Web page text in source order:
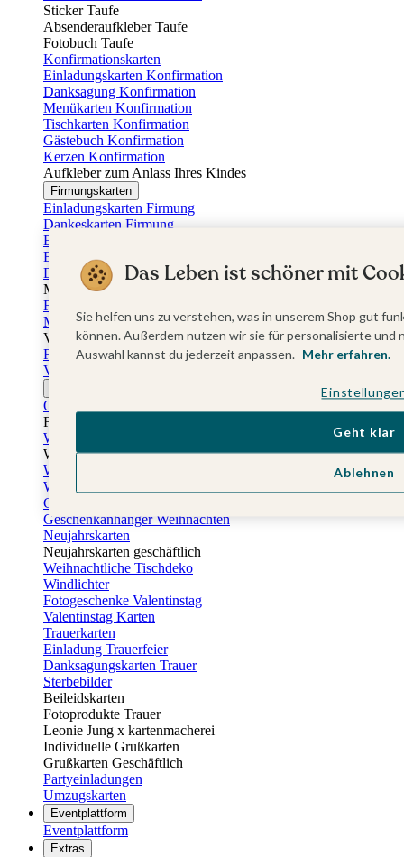
Sticker Taufe
Absenderaufkleber Taufe
Fotobuch Taufe
Konfirmationskarten
Einladungskarten Konfirmation
Danksagung Konfirmation
Menükarten Konfirmation
Tischkarten Konfirmation
Gästebuch Konfirmation
Kerzen Konfirmation
Aufkleber zum Anlass Ihres Kindes
Firmungskarten
Einladungskarten Firmung
Dankeskarten Firmung
Einschulungskarten
Einladungskarten Einschulung
Danksagung Einschulung
Muttertag
Fotogeschenke Muttertag
Muttertagskarten
Vatertag
Fotogeschenke Vatertag
Vatertagskarten
Osterkarten
Fotogeschenke zu Ostern
Weihnachtskarten
Weihnachtskarten selbst gestalten
Weihnachtskarten geschäftlich
Weihnachtsfeier Einladungen
Geschenkaufkleber Weihnachten
Geschenkanhänger Weihnachten
Neujahrskarten
Neujahrskarten geschäftlich
Weihnachtliche Tischdeko
Windlichter
Fotogeschenke Valentinstag
Valentinstag Karten
Trauerkarten
Einladung Trauerfeier
Danksagungskarten Trauer
Sterbebilder
Beileidskarten
Fotoprodukte Trauer
Leonie Jung x kartenmacherei
Individuelle Grußkarten
Grußkarten Geschäftlich
Partyeinladungen
Umzugskarten
Eventplattform
Eventplattform
Extras
Das Leben ist schöner mit
Sie helfen uns zu verstehen, was in unserem Shop gut
können. Außerdem nutzen wir sie für personalisierte
Auswahl kannst du jederzeit anpassen. Mehr erfahren.
Ablehnen
Geht klar